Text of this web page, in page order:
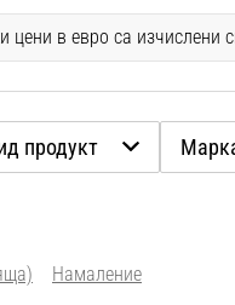
цени в евро са изчислени
продукт
Намаление